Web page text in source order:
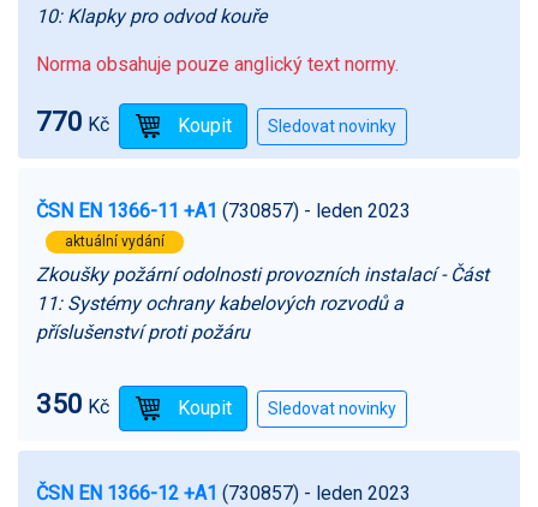
10: Klapky pro odvod kouře
Norma obsahuje pouze anglický text normy.
770 Kč
ČSN EN 1366-11 +A1 (730857) - leden 2023
aktuální vydání
Zkoušky požární odolnosti provozních instalací - Část
11: Systémy ochrany kabelových rozvodů a
příslušenství proti požáru
350 Kč
ČSN EN 1366-12 +A1 (730857) - leden 2023